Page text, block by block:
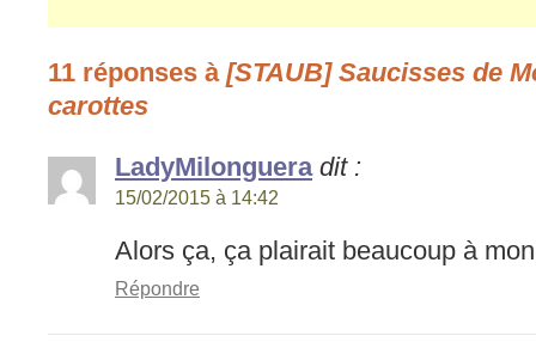
11 réponses à [STAUB] Saucisses de
carottes
LadyMilonguera dit :
15/02/2015 à 14:42
Alors ça, ça plairait beaucoup à
Répondre